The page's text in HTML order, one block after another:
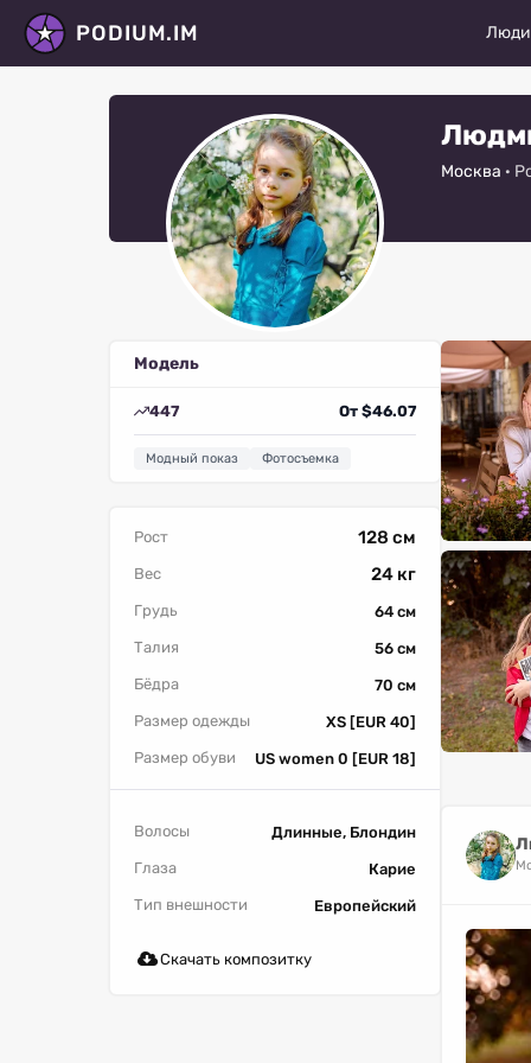
PODIUM.IM Люди
Все
Москва ·
Модель
447 От $46.07
Модный показ Фотосъемка
Рост 128 см
Вес 24 кг
Грудь
64 см
Талия
56 см
Бёдра
70 см
Размер одежды
XS [EUR 40]
Размер обуви
US women 0 [EUR 18]
Волосы
Длинные, Блондин
Глаза
Карие
Тип внешности
Европейский
Скачать композитку